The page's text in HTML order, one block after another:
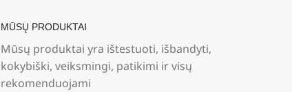
MŪSŲ PRODUKTAI
Mūsų produktai yra ištestuoti, išbandyti,
kokybiški, veiksmingi, patikimi ir visų
rekomenduojami